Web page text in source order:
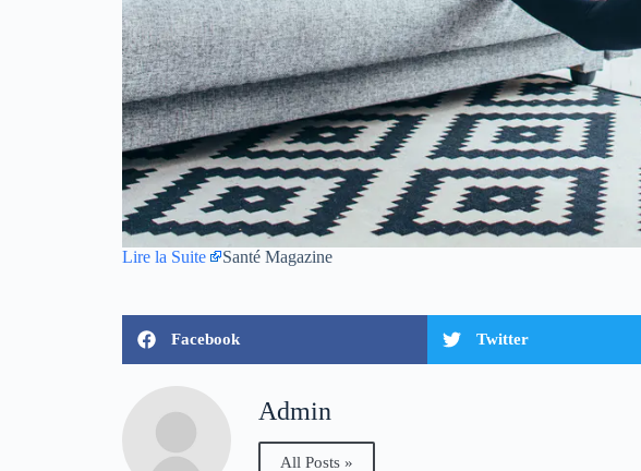
Lire la Suite Santé Magazine
Facebook Twitter
Admin
All Posts »